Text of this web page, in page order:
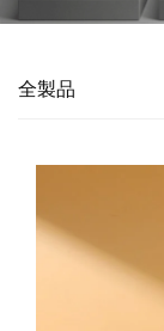
全製品